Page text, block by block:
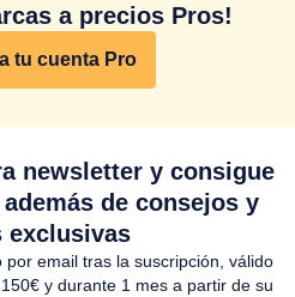
a precios Pros!
tu cuenta Pro
newsletter y consigue
de consejos y
exclusivas
email tras la suscripción, válido
y durante 1 mes a partir de su